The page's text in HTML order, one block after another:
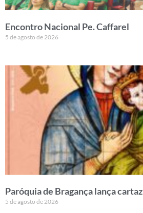
Encontro Nacional Pe. Caffarel
5 de agosto de 2026
Paróquia de Bragança lança cartaz
5 de agosto de 2026